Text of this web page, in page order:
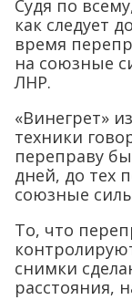
Судя по
как следует
время
на союзные
ЛНР.
«Винегрет»
техники
переправу
дней, до тех
союзные
То, что
снимки
расстояния,